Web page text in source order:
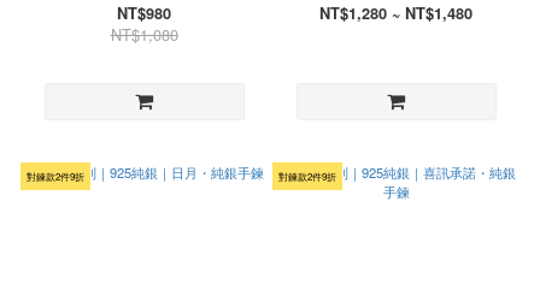
NT$980
NT$1,080
NT$1,280 ~ NT$1,480
對鍊款2件9折 對鍊款2件9折